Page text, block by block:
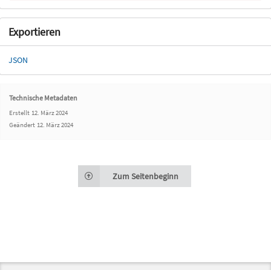
Exportieren
JSON
Technische Metadaten
Erstellt 12. März 2024
Geändert 12. März 2024
Zum Seitenbeginn